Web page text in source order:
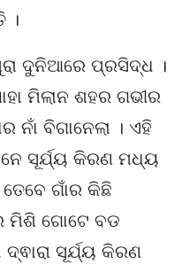
।
ଦୁନିଆରେ ପ୍ରସିଦ୍ଧ ।
ମିଲାନ ଶହର ଗଭୀର
ନାଁ ବିଗାନେଲା । ଏହି
ସୂର୍ଯ୍ୟ କିରଣ ମଧ୍ୟ
ତେବେ ଗାଁର କିଛି
ମିଶି ଗୋଟେ ବଡ
ଦ୍ଵାରା ସୂର୍ଯ୍ୟ କିରଣ